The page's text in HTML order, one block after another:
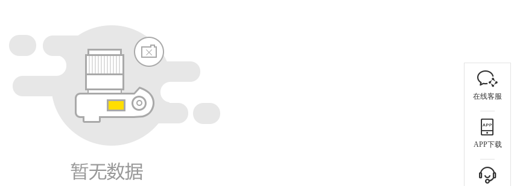
在线客服
APP下载